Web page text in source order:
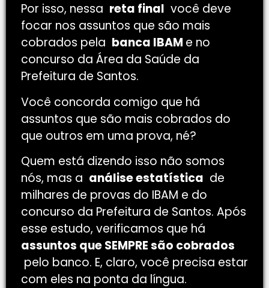
Por isso, nessa reta final você deve
focar nos assuntos que são mais
cobrados pela banca IBAM e no
concurso da Área da Saúde da
Prefeitura de Santos.
Você concorda comigo que há
assuntos que são mais cobrados do
que outros em uma prova, né?
Quem está dizendo isso não somos
nós, mas a análise estatística de
milhares de provas do IBAM e do
concurso da Prefeitura de Santos. Após
esse estudo, verificamos que há
assuntos que SEMPRE são cobrados
pelo banco. E, claro, você precisa estar
com eles na ponta da língua.